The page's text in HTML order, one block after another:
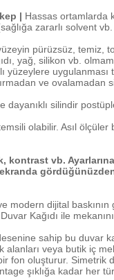
| Hassas ortamlarda
zararlı solvent
pürüzsüz, temiz,
yağ, silikon vb.
yüzeylere uygulanması
ve ovalamadan
dayanıklı silindir
olabilir. Asıl ölçüler
kontrast vb.
modern dijital baskının
Kağıdı ile
sahip bu duvar
alanları veya butik iç
fon oluşturur. Simetrik
şıklığa kadar her